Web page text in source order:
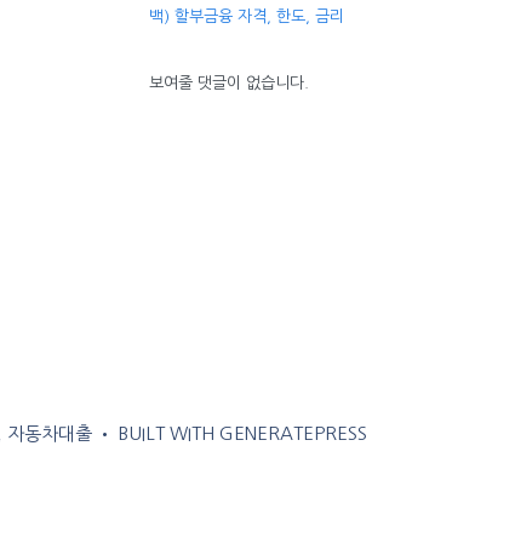
백) 할부금융 자격, 한도, 금리
보여줄 댓글이 없습니다.
자동차대출 • BUILT WITH GENERATEPRESS